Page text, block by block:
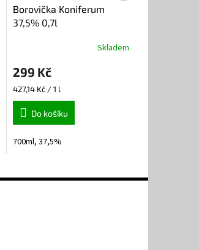
Borovička Koniferum
37,5% 0,7l
Skladem
299 Kč
Měrná
cena:
427,14 Kč / 1 l
Do košíku
700ml, 37,5%